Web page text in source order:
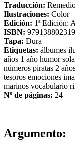
Traducción:
Ilustraciones: Color
Edición: 1ª Edición:
ISBN:
Tapa: Dura
Etiquetas: álbumes
años 1 año humor
números piratas 2 años
tesoros emociones
marinos vocabulario
Nº de páginas: 24
Argumento: